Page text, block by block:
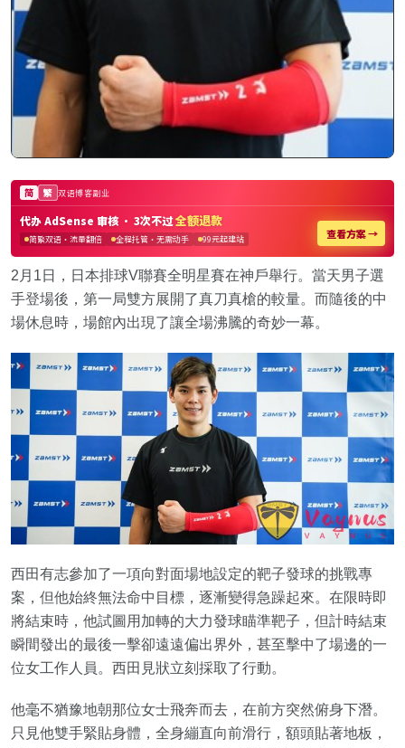
2月1日，日本排球V聯賽全明星賽在神戶舉行。當天男子選
手登場後，第一局雙方展開了真刀真槍的較量。而隨後的中
場休息時，場館內出現了讓全場沸騰的奇妙一幕。
西田有志參加了一項向對面場地設定的靶子發球的挑戰專
案，但他始終無法命中目標，逐漸變得急躁起來。在限時即
將結束時，他試圖用加轉的大力發球瞄準靶子，但計時結束
瞬間發出的最後一擊卻遠遠偏出界外，甚至擊中了場邊的一
位女工作人員。西田見狀立刻採取了行動。
他毫不猶豫地朝那位女士飛奔而去，在前方突然俯身下潛。
只見他雙手緊貼身體，全身繃直向前滑行，額頭貼著地板，